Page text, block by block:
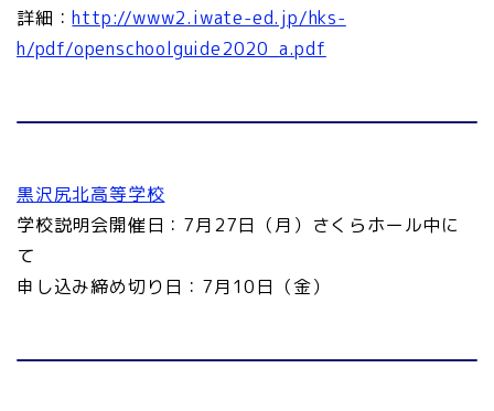
詳細：http://www2.iwate-ed.jp/hks-
h/pdf/openschoolguide2020_a.pdf
黒沢尻北高等学校
学校説明会開催日：7月27日（月）さくらホール中に
て
申し込み締め切り日：7月10日（金）